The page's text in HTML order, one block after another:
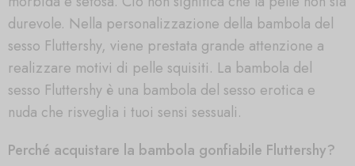
durevole. Nella personalizzazione della bambola del
sesso Fluttershy, viene prestata grande attenzione a
realizzare motivi di pelle squisiti. La bambola del
sesso Fluttershy è una bambola del sesso erotica e
nuda che risveglia i tuoi sensi sessuali.
Perché acquistare la bambola gonfiabile Fluttershy?